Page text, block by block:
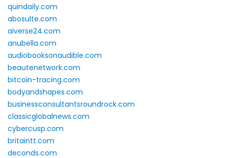
quindaily.com
abosulte.com
aiverse24.com
anubella.com
audiobooksonaudible.com
beautenetwork.com
bitcoin-tracing.com
bodyandshapes.com
businessconsultantsroundrock.com
classicglobalnews.com
cybercusp.com
britaintt.com
deconds.com